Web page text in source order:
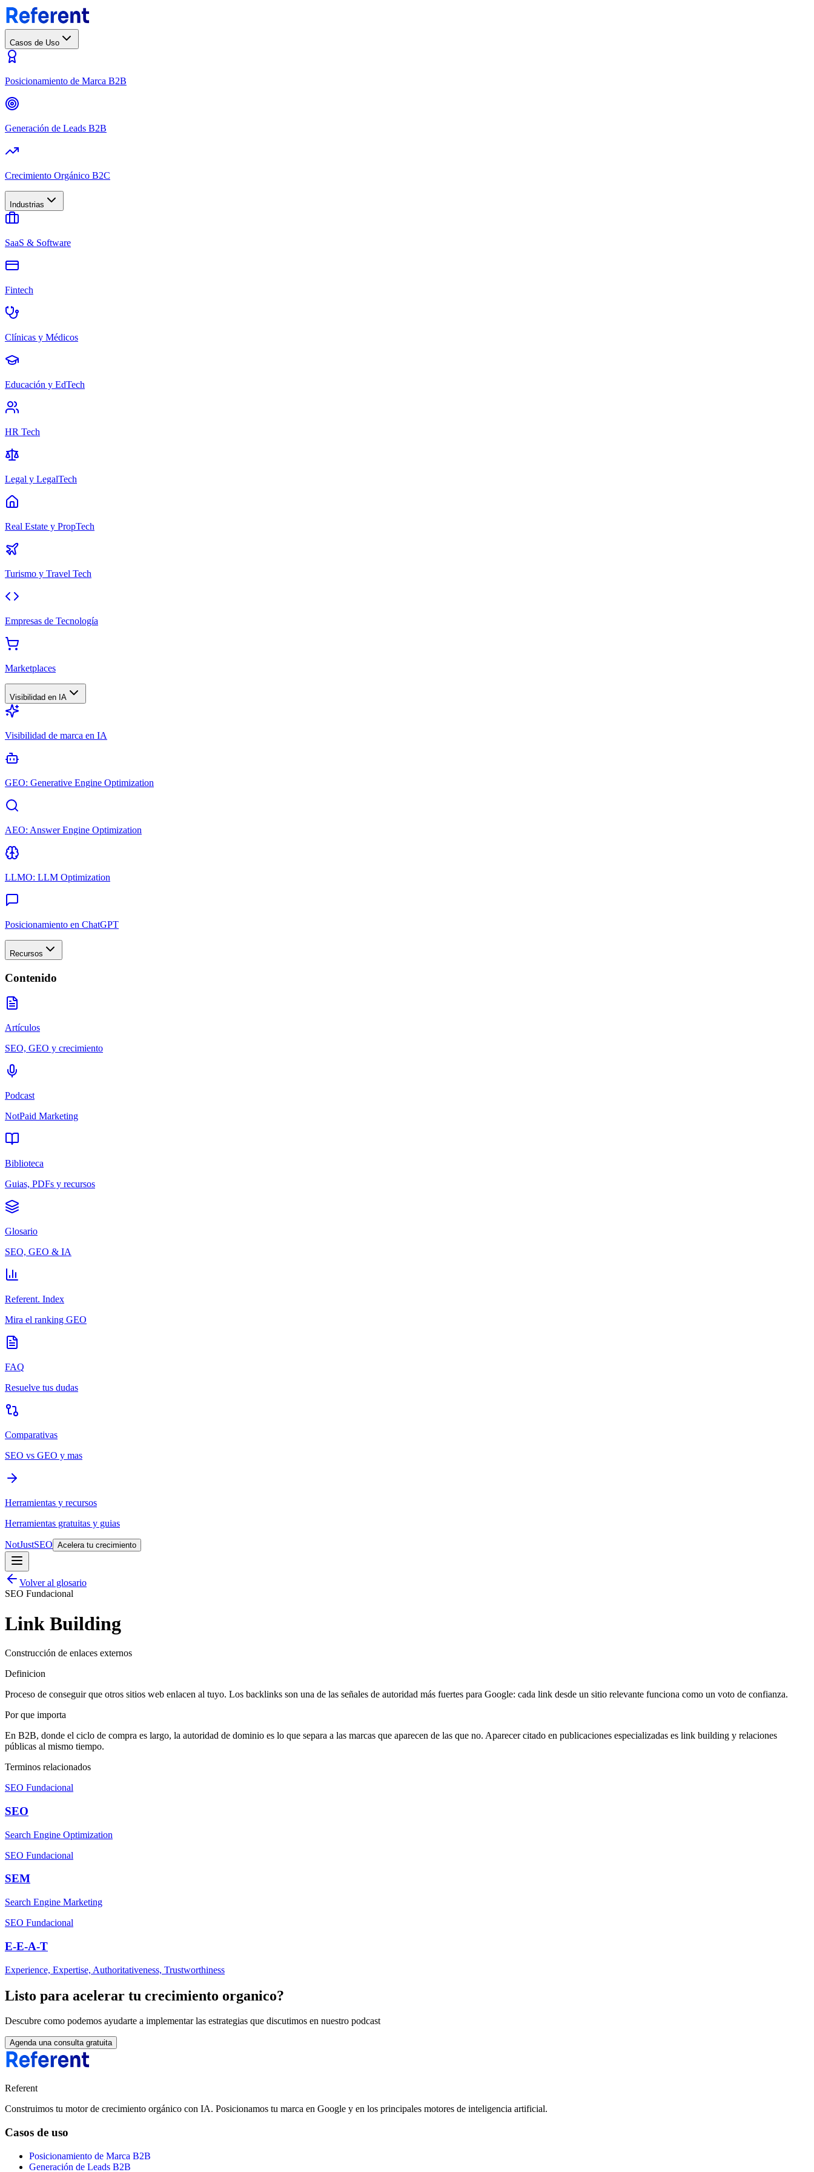
Casos de Uso
Posicionamiento de Marca B2B
Generación de Leads B2B
Crecimiento Orgánico B2C
Industrias
SaaS & Software
Fintech
Clínicas y Médicos
Educación y EdTech
HR Tech
Legal y LegalTech
Real Estate y PropTech
Turismo y Travel Tech
Empresas de Tecnología
Marketplaces
Visibilidad en IA
Visibilidad de marca en IA
GEO: Generative Engine Optimization
AEO: Answer Engine Optimization
LLMO: LLM Optimization
Posicionamiento en ChatGPT
Recursos
Contenido
Artículos
SEO, GEO y crecimiento
Podcast
NotPaid Marketing
Biblioteca
Guias, PDFs y recursos
Glosario
SEO, GEO & IA
Referent. Index
Mira el ranking GEO
FAQ
Resuelve tus dudas
Comparativas
SEO vs GEO y mas
Herramientas y recursos
Herramientas gratuitas y guias
NotJustSEO Acelera tu crecimiento
Volver al glosario
SEO Fundacional
Link Building
Construcción de enlaces externos
Definicion
Proceso de conseguir que otros sitios web enlacen al tuyo. Los backlinks son una de las señales de autoridad más fuertes para Google: cada link desde un sitio relevante funciona como un voto de confianza.
Por que importa
En B2B, donde el ciclo de compra es largo, la autoridad de dominio es lo que separa a las marcas que aparecen de las que no. Aparecer citado en publicaciones especializadas es link building y relaciones
públicas al mismo tiempo.
Terminos relacionados
SEO Fundacional
SEO
Search Engine Optimization
SEO Fundacional
SEM
Search Engine Marketing
SEO Fundacional
E-E-A-T
Experience, Expertise, Authoritativeness, Trustworthiness
Listo para acelerar tu crecimiento organico?
Descubre como podemos ayudarte a implementar las estrategias que discutimos en nuestro podcast
Agenda una consulta gratuita
Referent
Construimos tu motor de crecimiento orgánico con IA. Posicionamos tu marca en Google y en los principales motores de inteligencia artificial.
Casos de uso
Posicionamiento de Marca B2B
Generación de Leads B2B